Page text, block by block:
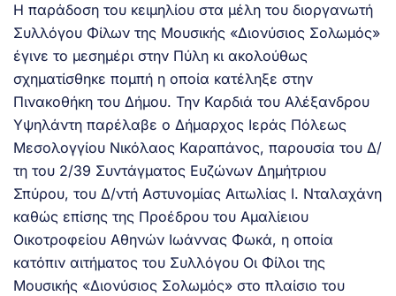
Η παράδοση του κειμηλίου στα μέλη του διοργανωτή
Συλλόγου Φίλων της Μουσικής «Διονύσιος Σολωμός»
έγινε το μεσημέρι στην Πύλη κι ακολούθως
σχηματίσθηκε πομπή η οποία κατέληξε στην
Πινακοθήκη του Δήμου. Την Καρδιά του Αλέξανδρου
Υψηλάντη παρέλαβε ο Δήμαρχος Ιεράς Πόλεως
Μεσολογγίου Νικόλαος Καραπάνος, παρουσία του Δ/
τη του 2/39 Συντάγματος Ευζώνων Δημήτριου
Σπύρου, του Δ/ντή Αστυνομίας Αιτωλίας Ι. Νταλαχάνη
καθώς επίσης της Προέδρου του Αμαλίειου
Οικοτροφείου Αθηνών Ιωάννας Φωκά, η οποία
κατόπιν αιτήματος του Συλλόγου Οι Φίλοι της
Μουσικής «Διονύσιος Σολωμός» στο πλαίσιο του